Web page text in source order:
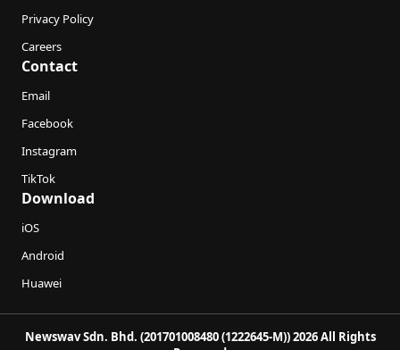
Privacy Policy
Careers
Contact
Email
Facebook
Instagram
TikTok
Download
iOS
Android
Huawei
Newswav Sdn. Bhd. (201701008480 (1222645-M)) 2026 All Rights